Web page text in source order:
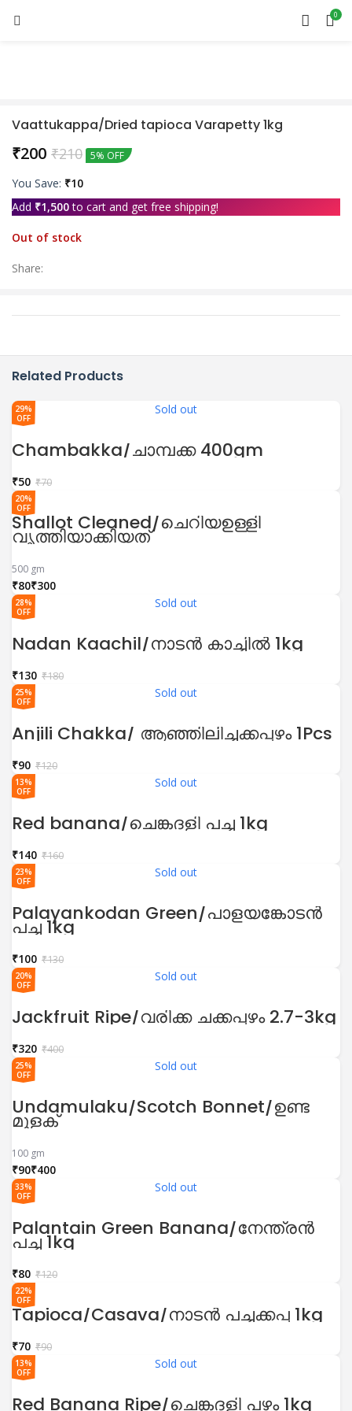
0
Vaattukappa/Dried tapioca Varapetty 1kg
₹210
₹200 5% OFF
You Save: ₹10
Add ₹1,500to cart and get free shipping!
Out of stock
Share:
Related Products
29%
OFF
Sold out
Chambakka/ചാമ്പക്ക 400gm
₹70
₹50
20%
OFF
Shallot Cleaned/ചെറിയഉള്ളി
വൃത്തിയാക്കിയത്
500 gm
₹ ₹
28%
OFF
Sold out
Nadan Kaachil/നാടൻ കാച്ചിൽ 1kg
₹180
₹130
25%
OFF
Sold out
Anjili Chakka/ ആഞ്ഞിലിച്ചക്കപ്പഴം 1Pcs
₹120
₹90
13%
OFF
Sold out
Red banana/ചെങ്കദളി പച്ച 1kg
₹160
₹140
23%
OFF
Sold out
Palayankodan Green/പാളയങ്കോടൻ
പച്ച 1kg
₹130
₹100
20%
OFF
Sold out
Jackfruit Ripe/വരിക്ക ചക്കപ്പഴം 2.7-3kg
₹400
₹320
25%
OFF
Sold out
Undamulaku/Scotch Bonnet/ഉണ്ട
മുളക്
100 gm
₹ ₹
33%
OFF
Sold out
Palantain Green Banana/നേന്ത്രൻ
പച്ച 1kg
₹120
₹80
22%
OFF
Tapioca/Casava/നാടൻ പച്ചക്കപ്പ 1kg
₹90
₹70
13%
OFF
Sold out
Red Banana Ripe/ചെങ്കദളി പഴം 1kg